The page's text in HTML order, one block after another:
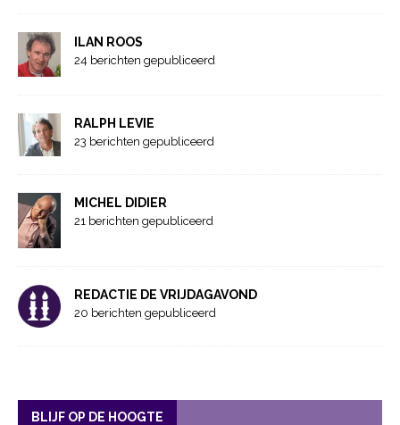
ILAN ROOS
24 berichten gepubliceerd
RALPH LEVIE
23 berichten gepubliceerd
MICHEL DIDIER
21 berichten gepubliceerd
REDACTIE DE VRIJDAGAVOND
20 berichten gepubliceerd
BLIJF OP DE HOOGTE